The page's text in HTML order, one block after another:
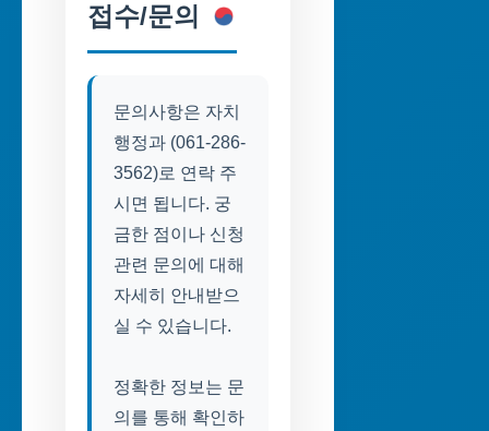
접수/문의
문의사항은 자치
행정과 (061-286-
3562)로 연락 주
시면 됩니다. 궁
금한 점이나 신청
관련 문의에 대해
자세히 안내받으
실 수 있습니다.
정확한 정보는 문
의를 통해 확인하